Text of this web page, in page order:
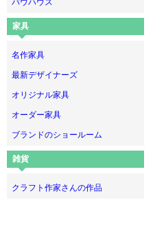
バウハウス
家具
名作家具
最新デザイナーズ
オリジナル家具
オーダー家具
ブランドのショールーム
雑貨
クラフト作家さんの作品